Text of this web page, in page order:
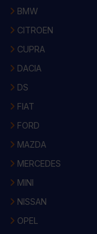
BMW
CITROEN
CUPRA
DACIA
DS
FIAT
FORD
MAZDA
MERCEDES
MINI
NISSAN
OPEL